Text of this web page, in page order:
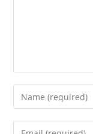
Enter
your
name
Enter